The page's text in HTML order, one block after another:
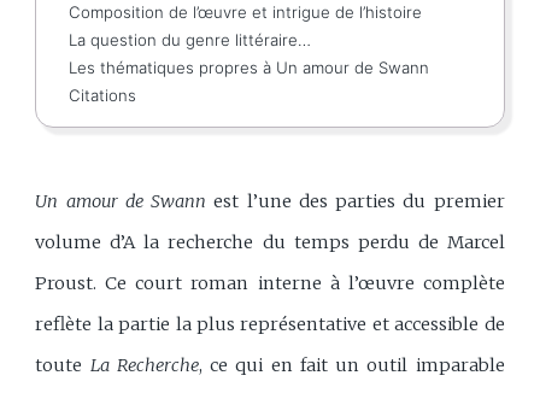
Composition de l’œuvre et intrigue de l’histoire
La question du genre littéraire…
Les thématiques propres à Un amour de Swann
Citations
Un amour de Swannest l’une des parties du premier
volume d’A la recherche du temps perdu de Marcel
Proust. Ce court roman interne à l’œuvre complète
reflète la partie la plus représentative et accessible de
toute La Recherche, ce qui en fait un outil imparable